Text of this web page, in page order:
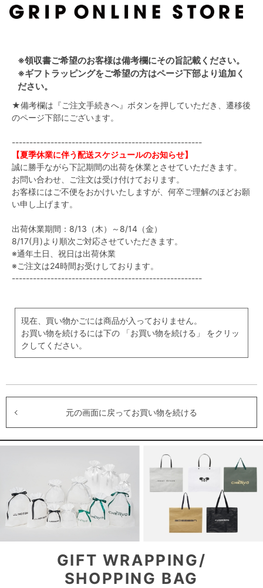
※領収書ご希望のお客様は備考欄にその旨記載ください。
※ギフトラッピングをご希望の方はページ下部より追加く
ださい。
★備考欄は『ご注文手続きへ』ボタンを押していただき、遷移後
のページ下部にございます。
------------------------------------------------------
【夏季休業に伴う配送スケジュールのお知らせ】
誠に勝手ながら下記期間の出荷を休業とさせていただきます。
お問い合わせ、ご注文は受け付けております。
お客様にはご不便をおかけいたしますが、何卒ご理解のほどお願
い申し上げます。
出荷休業期間：8/13（木）～8/14（金）
8/17(月)より順次ご対応させていただきます。
※通年土日、祝日は出荷休業
※ご注文は24時間お受けしております。
------------------------------------------------------
現在、買い物かごには商品が入っておりません。
お買い物を続けるには下の 「お買い物を続ける」 をクリッ
クしてください。
元の画面に戻ってお買い物を続ける
GIFT WRAPPING/
SHOPPING BAG